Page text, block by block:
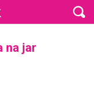
na jar